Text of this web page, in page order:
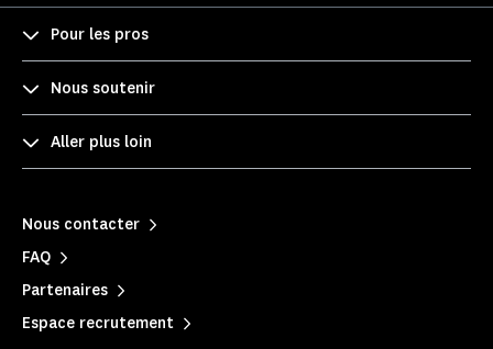
Pour les pros
Nous soutenir
Aller plus loin
Nous contacter
FAQ
Partenaires
Espace recrutement